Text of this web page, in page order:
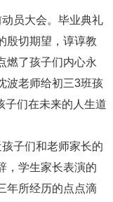
员大会。毕业典礼
殷切期望，谆谆教
燃了孩子们内心永
波老师给初三3班孩
子们在未来的人生道
子们和老师家长的
，学生家长表演的
年所经历的点点滴